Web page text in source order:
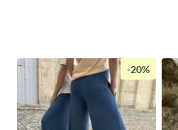
60,00€.42,00€.
-20%